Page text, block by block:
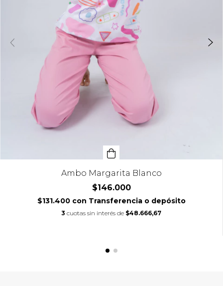
Ambo Margarita Blanco
$146.000
$131.400 con Transferencia o depósito
3 cuotas sin interés de $48.666,67